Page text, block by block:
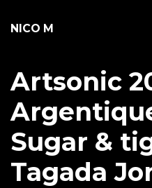
NICO M
Artsonic
Sugar &
Tagada